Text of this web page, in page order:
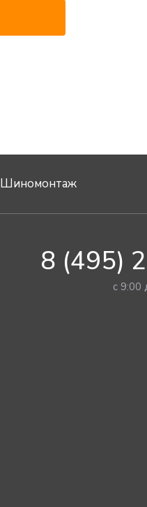
Шиномонтаж
8 (495)
с 9:00